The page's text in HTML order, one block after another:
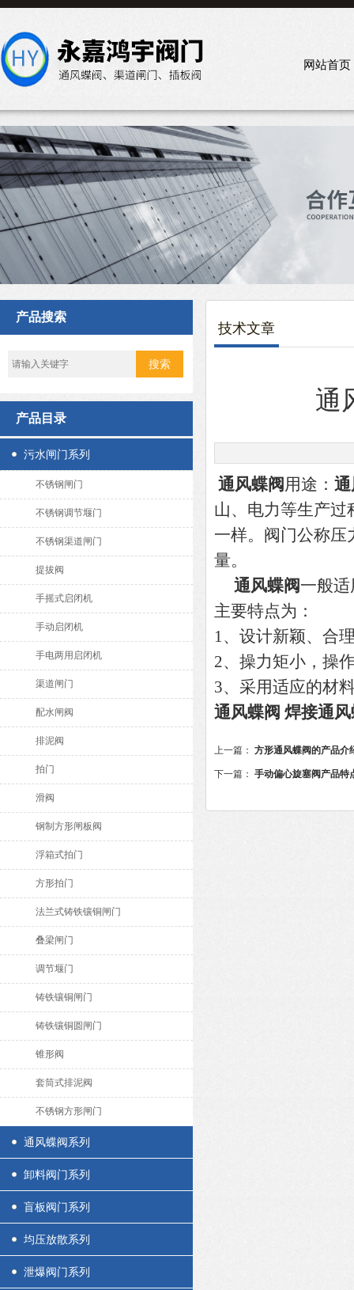
网站首页
产品搜索
产品目录
污水闸门系列
不锈钢闸门
不锈钢调节堰门
不锈钢渠道闸门
提拔阀
手摇式启闭机
手动启闭机
手电两用启闭机
渠道闸门
配水闸阀
排泥阀
拍门
滑阀
钢制方形闸板阀
浮箱式拍门
方形拍门
法兰式铸铁镶铜闸门
叠梁闸门
调节堰门
铸铁镶铜闸门
铸铁镶铜圆闸门
锥形阀
套筒式排泥阀
不锈钢方形闸门
通风蝶阀系列
卸料阀门系列
盲板阀门系列
均压放散系列
泄爆阀门系列
技术文章
通
通风蝶阀 用途：
山、电力等生产
一样。阀门公称压
量。
通风蝶阀一般
主要特点为：
1、设计新颖、合
2、操力矩小，操
3、采用适应的材
通风蝶阀 焊接通
上一篇： 方形通风蝶阀的产品介
下一篇： 手动偏心旋塞阀产品特